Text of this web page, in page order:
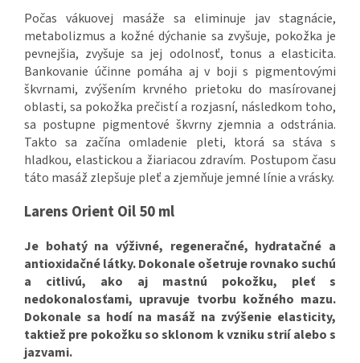
Počas vákuovej masáže sa eliminuje jav stagnácie,
metabolizmus a kožné dýchanie sa zvyšuje, pokožka je
pevnejšia, zvyšuje sa jej odolnosť, tonus a elasticita.
Bankovanie účinne pomáha aj v boji s pigmentovými
škvrnami, zvýšením krvného prietoku do masírovanej
oblasti, sa pokožka prečistí a rozjasní, následkom toho,
sa postupne pigmentové škvrny zjemnia a odstránia.
Takto sa začína omladenie pleti, ktorá sa stáva s
hladkou, elastickou a žiariacou zdravím. Postupom času
táto masáž zlepšuje pleť a zjemňuje jemné línie a vrásky.
Larens Orient Oil 50 ml
Je bohatý na výživné, regeneračné, hydratačné a
antioxidačné látky. Dokonale ošetruje rovnako suchú
a citlivú, ako aj mastnú pokožku, pleť s
nedokonalosťami, upravuje tvorbu kožného mazu.
Dokonale sa hodí na masáž na zvýšenie elasticity,
taktiež pre pokožku so sklonom k vzniku strií alebo s
jazvami.